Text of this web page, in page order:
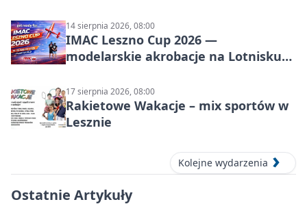
14 sierpnia 2026, 08:00
IMAC Leszno Cup 2026 —
modelarskie akrobacje na Lotnisku
17 sierpnia 2026, 08:00
Rakietowe Wakacje – mix sportów w
Lesznie
Kolejne wydarzenia
Ostatnie Artykuły